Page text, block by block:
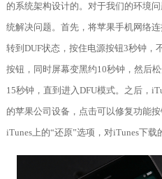
的系统架构设计的。对于我们的环境
统解决问题。首先，将苹果手机网络
转到DUF状态，按住电源按钮3秒钟，
按钮，同时屏幕变黑约10秒钟，然后
15秒钟，直到进入DFU模式。之后，
的苹果公司设备，点击可以修复功能
iTunes上的“还原”选项，对iTunes下载